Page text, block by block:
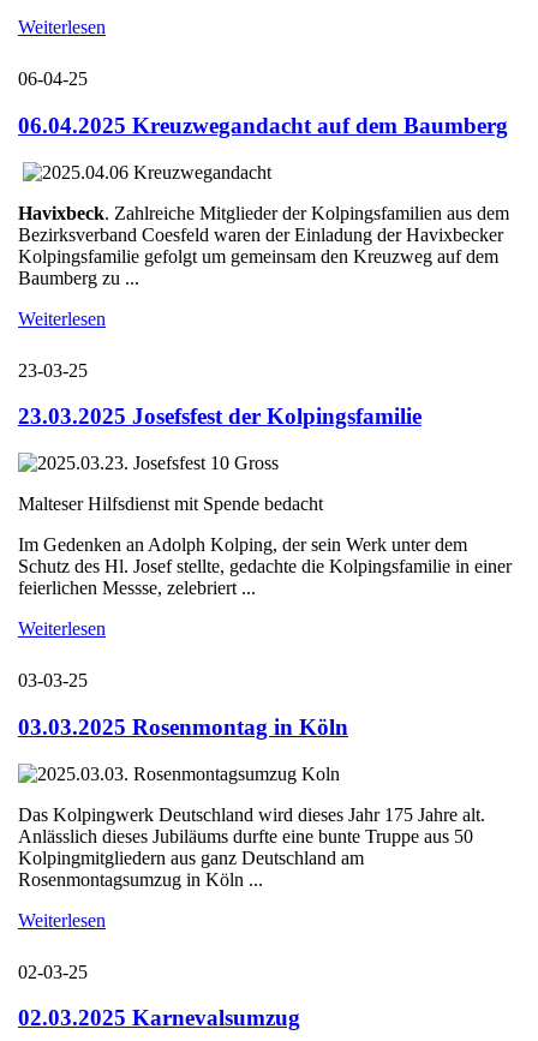
Weiterlesen
06-04-25
06.04.2025 Kreuzwegandacht auf dem Baumberg
Havixbeck. Zahlreiche Mitglieder der Kolpingsfamilien aus dem
Bezirksverband Coesfeld waren der Einladung der Havixbecker
Kolpingsfamilie gefolgt um gemeinsam den Kreuzweg auf dem
Baumberg zu ...
Weiterlesen
23-03-25
23.03.2025 Josefsfest der Kolpingsfamilie
Malteser Hilfsdienst mit Spende bedacht
Im Gedenken an Adolph Kolping, der sein Werk unter dem
Schutz des Hl. Josef stellte, gedachte die Kolpingsfamilie in einer
feierlichen Messse, zelebriert ...
Weiterlesen
03-03-25
03.03.2025 Rosenmontag in Köln
Das Kolpingwerk Deutschland wird dieses Jahr 175 Jahre alt.
Anlässlich dieses Jubiläums durfte eine bunte Truppe aus 50
Kolpingmitgliedern aus ganz Deutschland am
Rosenmontagsumzug in Köln ...
Weiterlesen
02-03-25
02.03.2025 Karnevalsumzug